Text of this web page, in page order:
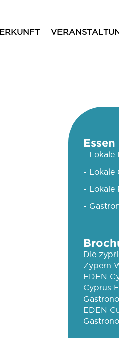
- Lokale
- Lokale
- Lokale
-
Die
Zypern
EDEN
Cyprus
EDEN